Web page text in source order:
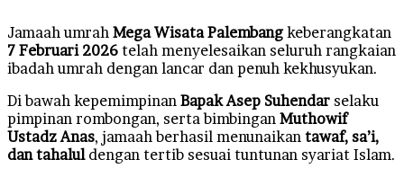
Jamaah umrah Mega Wisata Palembangkeberangkatan
7 Februari 2026 telah menyelesaikan seluruh rangkaian
ibadah umrah dengan lancar dan penuh kekhusyukan.
Di bawah kepemimpinan Bapak Asep Suhendar selaku
pimpinan rombongan, serta bimbingan Muthowif
Ustadz Anas, jamaah berhasil menunaikan tawaf, sa’i,
dan tahaluldengan tertib sesuai tuntunan syariat Islam.